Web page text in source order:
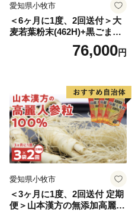
愛知県小牧市
＜6ヶ月に1度、2回送付＞大
麦若葉粉末(462H)+黒ごま黒
豆きな粉+ 糖流茶 山本漢
76,000円
愛知県小牧市
＜3ヶ月に1度、2回送付 定期
便＞山本漢方の無添加高麗人